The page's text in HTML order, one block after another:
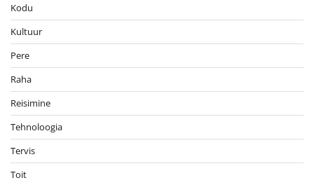
Kodu
Kultuur
Pere
Raha
Reisimine
Tehnoloogia
Tervis
Toit